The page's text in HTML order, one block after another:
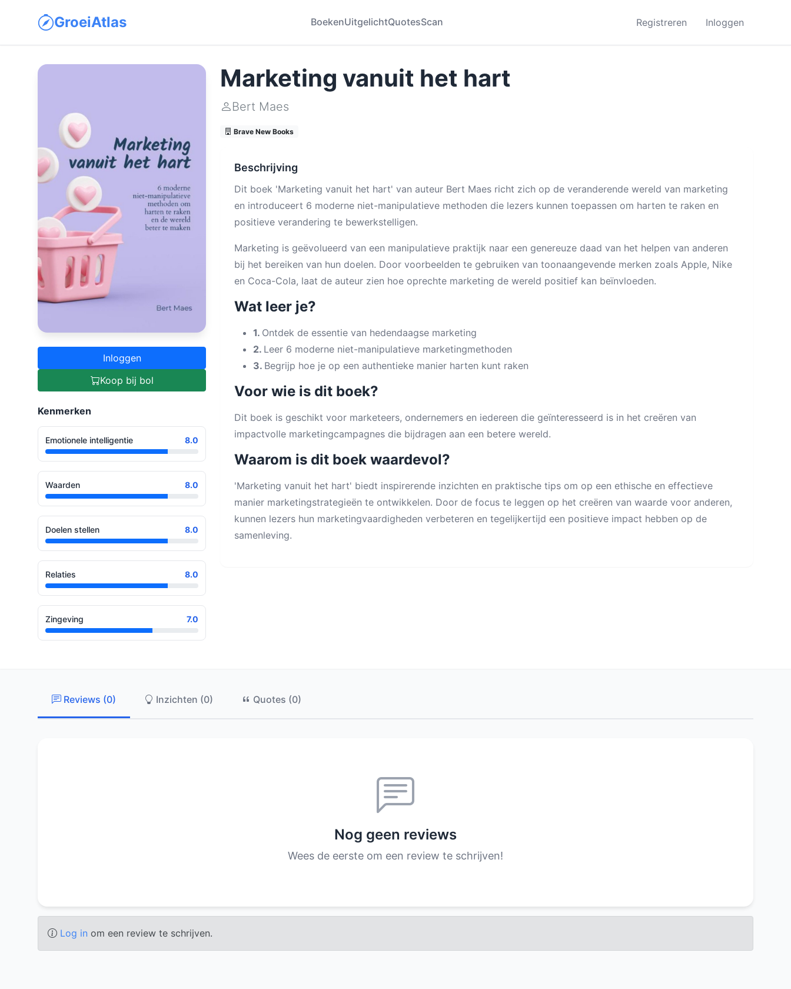
GroeiAtlas BoekenUitgelichtQuotesScan Registreren Inloggen
Inloggen
Koop bij bol
Kenmerken
Emotionele intelligentie 8.0
Waarden 8.0
Doelen stellen 8.0
Relaties 8.0
Zingeving 7.0
Marketing vanuit het hart
Bert Maes
Brave New Books
Beschrijving
Dit boek 'Marketing vanuit het hart' van auteur Bert Maes richt zich op de veranderende wereld van marketing
en introduceert 6 moderne niet-manipulatieve methoden die lezers kunnen toepassen om harten te raken en
positieve verandering te bewerkstelligen.
Marketing is geëvolueerd van een manipulatieve praktijk naar een genereuze daad van het helpen van anderen
bij het bereiken van hun doelen. Door voorbeelden te gebruiken van toonaangevende merken zoals Apple, Nike
en Coca-Cola, laat de auteur zien hoe oprechte marketing de wereld positief kan beïnvloeden.
Wat leer je?
1. Ontdek de essentie van hedendaagse marketing
2. Leer 6 moderne niet-manipulatieve marketingmethoden
3. Begrijp hoe je op een authentieke manier harten kunt raken
Voor wie is dit boek?
Dit boek is geschikt voor marketeers, ondernemers en iedereen die geïnteresseerd is in het creëren van
impactvolle marketingcampagnes die bijdragen aan een betere wereld.
Waarom is dit boek waardevol?
'Marketing vanuit het hart' biedt inspirerende inzichten en praktische tips om op een ethische en effectieve
manier marketingstrategieën te ontwikkelen. Door de focus te leggen op het creëren van waarde voor anderen,
kunnen lezers hun marketingvaardigheden verbeteren en tegelijkertijd een positieve impact hebben op de
samenleving.
Reviews (0) Inzichten (0) Quotes (0)
Nog geen reviews
Wees de eerste om een review te schrijven!
Log in om een review te schrijven.